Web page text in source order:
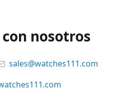
nosotros
sales@watches111.com